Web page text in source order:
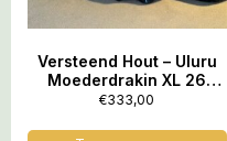
Versteend Hout – Uluru
Moederdrakin XL 26
(17x10x8 cm – 1575 gr):
HET OER GEHEUGEN VAN
€333,00